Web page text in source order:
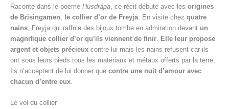
Raconté dans le poème Húsdrápa , ce récit débute avec les origines
de Brisingamen
le collier d’or de Freyja . En visite chez quatre
nains , Freyja qui raffole des bijoux tombe en admiration devant un
magnifique collier d’or qu’ils viennent de finir Elle leur propose
argent et objets précieux contre lui mais les nains refusent car ils
ont sous leurs pieds tous les matériaux et métaux offerts par la terre.
Ils n’acceptent de lui donner que contre une nuit d’amour avec
chacun d’entre eux
Le vol du collier